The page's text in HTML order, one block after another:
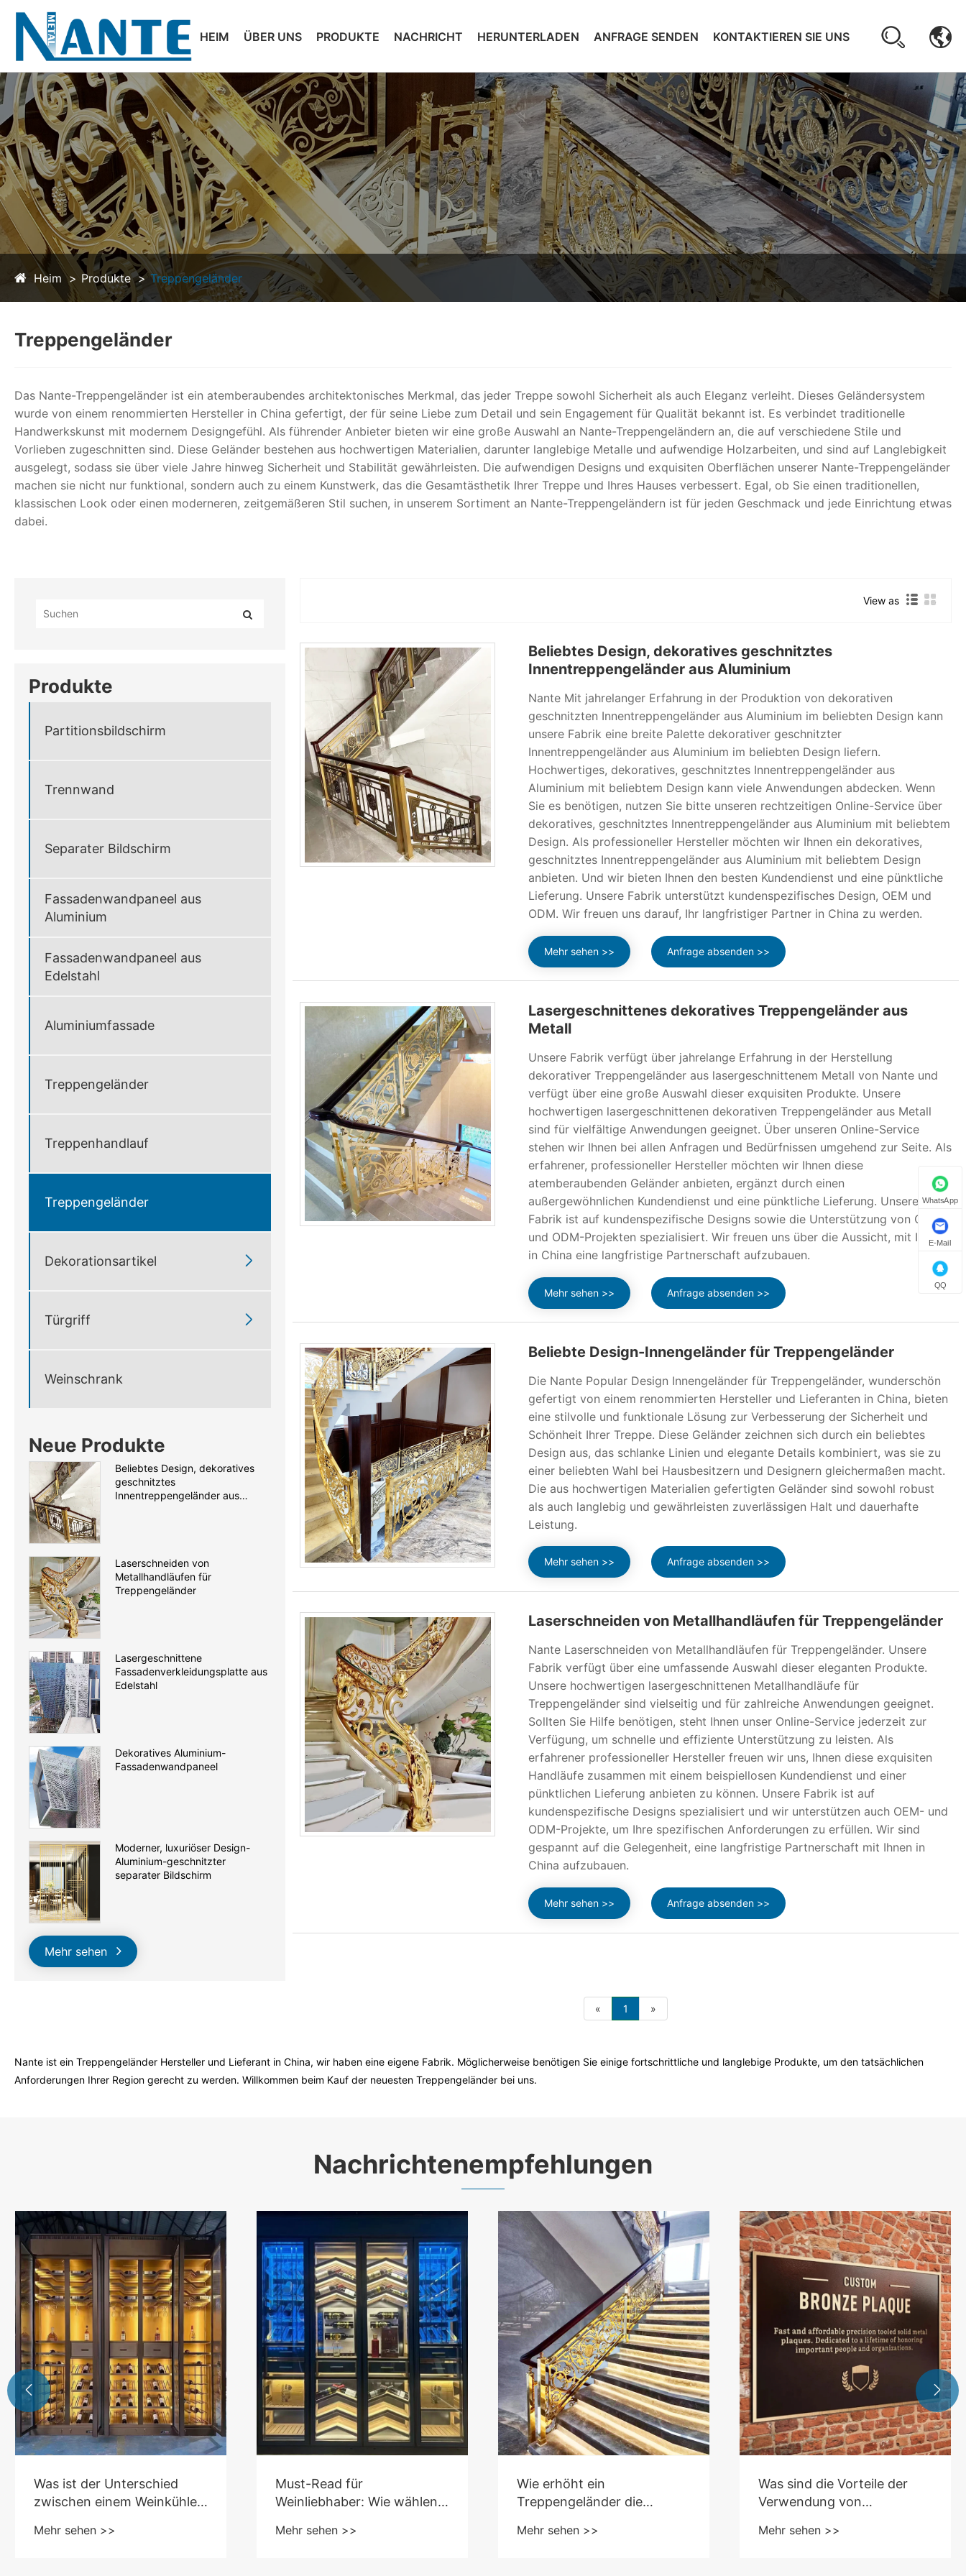
HEIM ÜBER UNS PRODUKTE NACHRICHT HERUNTERLADEN ANFRAGE SENDEN KONTAKTIEREN SIE UNS
Heim Produkte Treppengeländer
Treppengeländer
Das Nante-Treppengeländer ist ein atemberaubendes architektonisches Merkmal, das jeder Treppe sowohl Sicherheit als auch Eleganz verleiht. Dieses Geländersystem
wurde von einem renommierten Hersteller in China gefertigt, der für seine Liebe zum Detail und sein Engagement für Qualität bekannt ist. Es verbindet traditionelle
Handwerkskunst mit modernem Designgefühl. Als führender Anbieter bieten wir eine große Auswahl an Nante-Treppengeländern an, die auf verschiedene Stile und
Vorlieben zugeschnitten sind. Diese Geländer bestehen aus hochwertigen Materialien, darunter langlebige Metalle und aufwendige Holzarbeiten, und sind auf Langlebigkeit
ausgelegt, sodass sie über viele Jahre hinweg Sicherheit und Stabilität gewährleisten. Die aufwendigen Designs und exquisiten Oberflächen unserer Nante-Treppengeländer
machen sie nicht nur funktional, sondern auch zu einem Kunstwerk, das die Gesamtästhetik Ihrer Treppe und Ihres Hauses verbessert. Egal, ob Sie einen traditionellen,
klassischen Look oder einen moderneren, zeitgemäßeren Stil suchen, in unserem Sortiment an Nante-Treppengeländern ist für jeden Geschmack und jede Einrichtung etwas
dabei.
Produkte
Partitionsbildschirm
Trennwand
Separater Bildschirm
Fassadenwandpaneel aus
Aluminium
Fassadenwandpaneel aus
Edelstahl
Aluminiumfassade
Treppengeländer
Treppenhandlauf
Treppengeländer
Dekorationsartikel 
Türgriff 
Weinschrank
Neue Produkte
Beliebtes Design, dekoratives
geschnitztes
Innentreppengeländer aus
Laserschneiden von
Metallhandläufen für
Treppengeländer
Lasergeschnittene
Fassadenverkleidungsplatte aus
Edelstahl
Dekoratives Aluminium-
Fassadenwandpaneel
Moderner, luxuriöser Design-
Aluminium-geschnitzter
separater Bildschirm
Mehr sehen
View as
Beliebtes Design, dekoratives geschnitztes
Innentreppengeländer aus Aluminium
Nante Mit jahrelanger Erfahrung in der Produktion von dekorativen
geschnitzten Innentreppengeländer aus Aluminium im beliebten Design kann
unsere Fabrik eine breite Palette dekorativer geschnitzter
Innentreppengeländer aus Aluminium im beliebten Design liefern.
Hochwertiges, dekoratives, geschnitztes Innentreppengeländer aus
Aluminium mit beliebtem Design kann viele Anwendungen abdecken. Wenn
Sie es benötigen, nutzen Sie bitte unseren rechtzeitigen Online-Service über
dekoratives, geschnitztes Innentreppengeländer aus Aluminium mit beliebtem
Design. Als professioneller Hersteller möchten wir Ihnen ein dekoratives,
geschnitztes Innentreppengeländer aus Aluminium mit beliebtem Design
anbieten. Und wir bieten Ihnen den besten Kundendienst und eine pünktliche
Lieferung. Unsere Fabrik unterstützt kundenspezifisches Design, OEM und
ODM. Wir freuen uns darauf, Ihr langfristiger Partner in China zu werden.
Mehr sehen >> Anfrage absenden >>
Lasergeschnittenes dekoratives Treppengeländer aus
Metall
Unsere Fabrik verfügt über jahrelange Erfahrung in der Herstellung
dekorativer Treppengeländer aus lasergeschnittenem Metall von Nante und
verfügt über eine große Auswahl dieser exquisiten Produkte. Unsere
hochwertigen lasergeschnittenen dekorativen Treppengeländer aus Metall
sind für vielfältige Anwendungen geeignet. Über unseren Online-Service
stehen wir Ihnen bei allen Anfragen und Bedürfnissen umgehend zur Seite. Als
erfahrener, professioneller Hersteller möchten wir Ihnen diese
atemberaubenden Geländer anbieten, ergänzt durch einen
außergewöhnlichen Kundendienst und eine pünktliche Lieferung. Unsere
Fabrik ist auf kundenspezifische Designs sowie die Unterstützung von OEM-
und ODM-Projekten spezialisiert. Wir freuen uns über die Aussicht, mit Ihnen
in China eine langfristige Partnerschaft aufzubauen.
Mehr sehen >> Anfrage absenden >>
Beliebte Design-Innengeländer für Treppengeländer
Die Nante Popular Design Innengeländer für Treppengeländer, wunderschön
gefertigt von einem renommierten Hersteller und Lieferanten in China, bieten
eine stilvolle und funktionale Lösung zur Verbesserung der Sicherheit und
Schönheit Ihrer Treppe. Diese Geländer zeichnen sich durch ein beliebtes
Design aus, das schlanke Linien und elegante Details kombiniert, was sie zu
einer beliebten Wahl bei Hausbesitzern und Designern gleichermaßen macht.
Die aus hochwertigen Materialien gefertigten Geländer sind sowohl robust
als auch langlebig und gewährleisten zuverlässigen Halt und dauerhafte
Leistung.
Mehr sehen >> Anfrage absenden >>
Laserschneiden von Metallhandläufen für Treppengeländer
Nante Laserschneiden von Metallhandläufen für Treppengeländer. Unsere
Fabrik verfügt über eine umfassende Auswahl dieser eleganten Produkte.
Unsere hochwertigen lasergeschnittenen Metallhandläufe für
Treppengeländer sind vielseitig und für zahlreiche Anwendungen geeignet.
Sollten Sie Hilfe benötigen, steht Ihnen unser Online-Service jederzeit zur
Verfügung, um schnelle und effiziente Unterstützung zu leisten. Als
erfahrener professioneller Hersteller freuen wir uns, Ihnen diese exquisiten
Handläufe zusammen mit einem beispiellosen Kundendienst und einer
pünktlichen Lieferung anbieten zu können. Unsere Fabrik ist auf
kundenspezifische Designs spezialisiert und wir unterstützen auch OEM- und
ODM-Projekte, um Ihre spezifischen Anforderungen zu erfüllen. Wir sind
gespannt auf die Gelegenheit, eine langfristige Partnerschaft mit Ihnen in
China aufzubauen.
Mehr sehen >> Anfrage absenden >>
« 1 »
Nante ist ein Treppengeländer Hersteller und Lieferant in China, wir haben eine eigene Fabrik. Möglicherweise benötigen Sie einige fortschrittliche und langlebige Produkte, um den tatsächlichen
Anforderungen Ihrer Region gerecht zu werden. Willkommen beim Kauf der neuesten Treppengeländer bei uns.
Nachrichtenempfehlungen
Was ist der Unterschied
zwischen einem Weinkühler
Mehr sehen >>
Must-Read für
Weinliebhaber: Wie wählen
Lieblingsweinschrank?
Mehr sehen >>
Wie erhöht ein
Treppengeländer die
moderner Architektur?
Mehr sehen >>
Was sind die Vorteile der
Verwendung von
kupfergeschnitzte Messing
Mehr sehen >>
 
WhatsApp
E-Mail
QQ